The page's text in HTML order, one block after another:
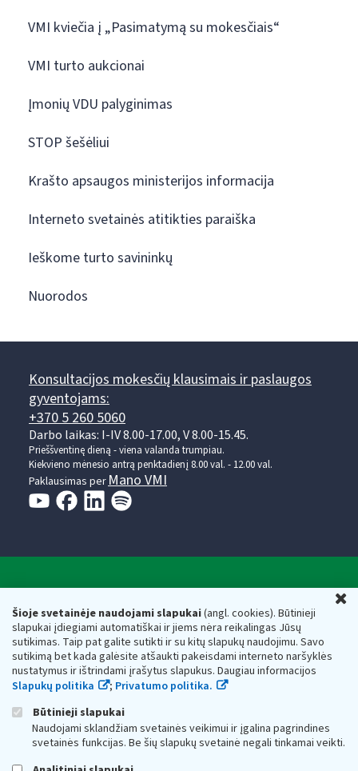
Šioje svetainėje naudojami slapukai(angl. cookies). Būtinieji
slapukai įdiegiami automatiškai ir jiems nėra reikalingas Jūsų
sutikimas. Taip pat galite sutikti ir su kitų slapukų naudojimu. Savo
sutikimą bet kada galėsite atšaukti pakeisdami interneto naršyklės
nustatymus ir ištrindami įrašytus slapukus. Daugiau informacijos
Slapukų politika
; Privatumo politika.
Būtinieji slapukai
Naudojami sklandžiam svetainės veikimui ir įgalina pagrindines
svetainės funkcijas. Be šių slapukų svetainė negali tinkamai veikti.
VMI kviečia į „Pasimatymą su mokesčiais“
VMI turto aukcionai
Įmonių VDU palyginimas
STOP šešėliui
Krašto apsaugos ministerijos informacija
Interneto svetainės atitikties paraiška
Ieškome turto savininkų
Nuorodos
Konsultacijos mokesčių klausimais ir paslaugos
gyventojams:
+370 5 260 5060
Darbo laikas: I-IV 8.00-17.00, V 8.00-15.45.
Prieššventinę dieną - viena valanda trumpiau.
Kiekvieno mėnesio antrą penktadienį 8.00 val. - 12.00 val.
Paklausimas per Mano VMI
Respublikos finansų ministerijos
Biudžetinė įstaiga. Juridinio asmens kodas — 188659752,
adresas: Vasario 16-osios g. 14, 01107 Vilnius, Lietuva, el.paštas:
vmi@vmi.lt, E. pristatymo dėžutės adresas 188659752
Duomenys apie Valstybinę mokesčių inspekciją prie Lietuvos
Respublikos finansų ministerijos kaupiami ir saugomi Juridinių